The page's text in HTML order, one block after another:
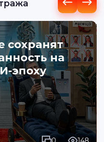
сохранят
на
эпоху